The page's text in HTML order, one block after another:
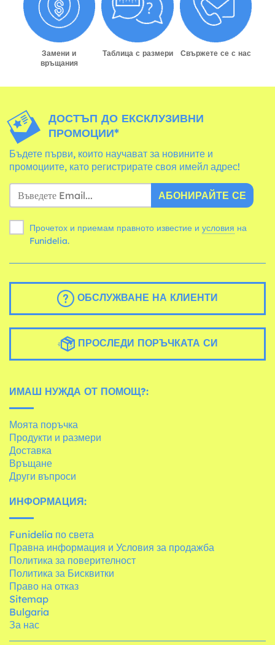
Замени и
връщания
Таблица с размери Свържете се с нас
ДОСТЪП ДО ЕКСКЛУЗИВНИ
ПРОМОЦИИ*
Бъдете първи, които научават за новините и
промоциите, като регистрирате своя имейл адрес!
АБОНИРАЙТЕ СЕ
Прочетох и приемам правното известие и условия
Funidelia.
ОБСЛУЖВАНЕ НА КЛИЕНТИ
ПРОСЛЕДИ ПОРЪЧКАТА СИ
ИМАШ НУЖДА ОТ ПОМОЩ?:
Моята поръчка
Продукти и размери
Доставка
Връщане
Други въпроси
ИНФОРМАЦИЯ:
Funidelia по света
Правна информация и Условия за продажба
Политика за поверителност
Политика за Бисквитки
Право на отказ
Sitemap
Bulgaria
За нас